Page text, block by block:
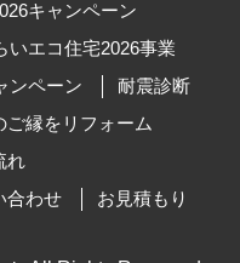
キャンペーン
いエコ住宅2026事業
ンペーン
耐震診断
ご縁をリフォーム
れ
合わせ お見積もり